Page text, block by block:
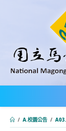
內
/ A.校園公告 /